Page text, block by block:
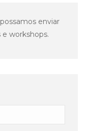
enviar
workshops.